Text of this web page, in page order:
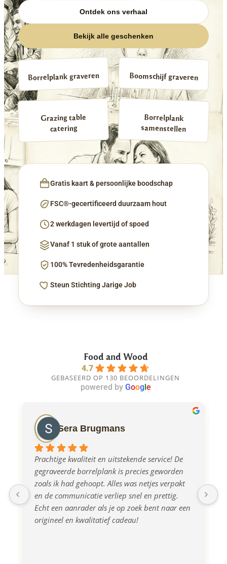
Ontdek ons verhaal
Bekijk alle geschenken
Borrelplank graveren Boomschijf graveren
Grazing table
catering
Borrelplank
samenstellen
Gratis kaart & persoonlijke boodschap
FSC®-gecertificeerd duurzaam hout
2 werkdagen levertijd of spoed
Vanaf 1 stuk of grote aantallen
100% Tevredenheidsgarantie
Steun Stichting Jarige Job
Food and Wood
4.7
GEBASEERD OP 130 BEOORDELINGEN
powered by Googl e
Sera Brugmans
Prachtige kwaliteit en uitstekende service! De
gegraveerde borrelplank is precies geworden
zoals ik had gehoopt. Alles was netjes verpakt
en de communicatie verliep snel en prettig.
Echt een aanrader als je op zoek bent naar een
origineel en kwalitatief cadeau!